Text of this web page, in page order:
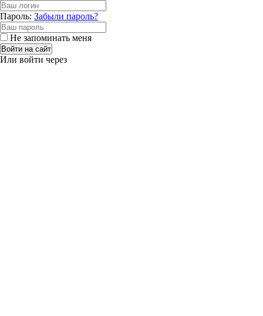
Пароль: Забыли пароль?
Не запоминать меня
Войти на сайт
Или войти через